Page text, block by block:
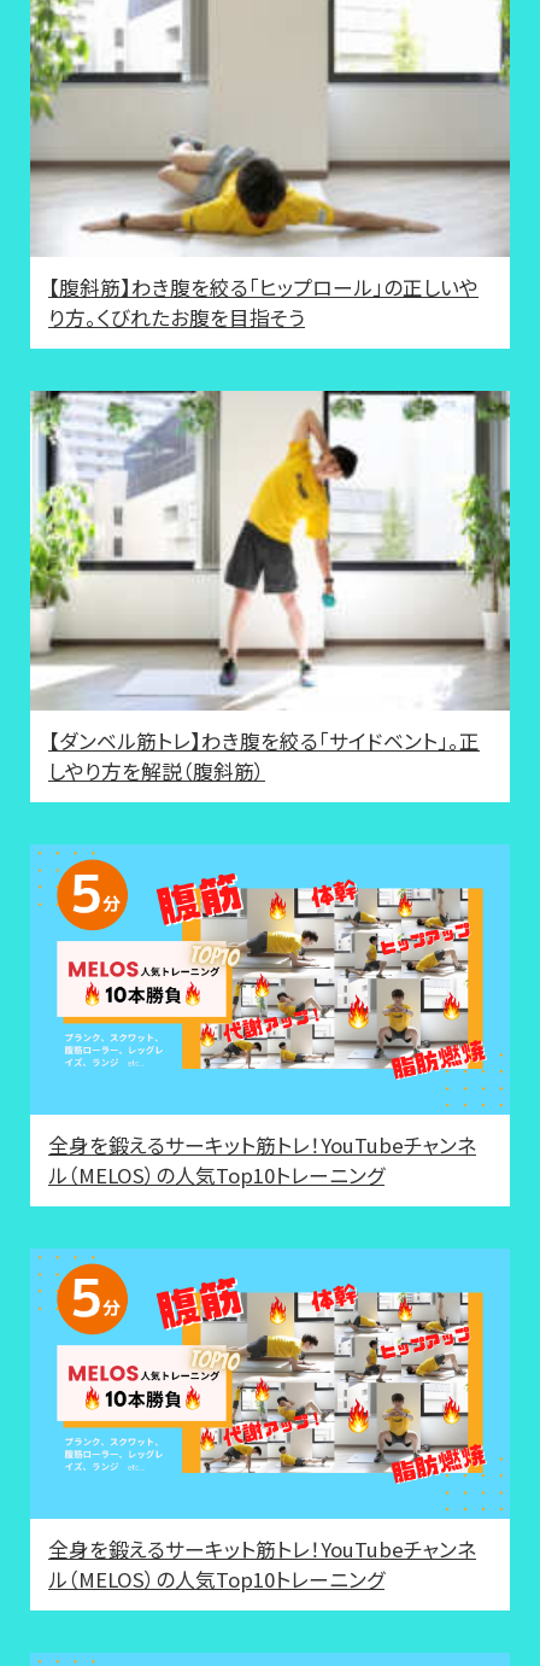
【腹斜筋】わき腹を絞る「ヒップロール」の正しいや
り方。くびれたお腹を目指そう
【ダンベル筋トレ】わき腹を絞る「サイドベント」。正
しやり方を解説（腹斜筋）
全身を鍛えるサーキット筋トレ！YouTubeチャンネ
ル（MELOS）の人気Top10トレーニング
全身を鍛えるサーキット筋トレ！YouTubeチャンネ
ル（MELOS）の人気Top10トレーニング